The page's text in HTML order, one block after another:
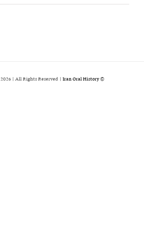
© Copyright 2020 -
2026 | All Rights Reserved | Iran Oral History